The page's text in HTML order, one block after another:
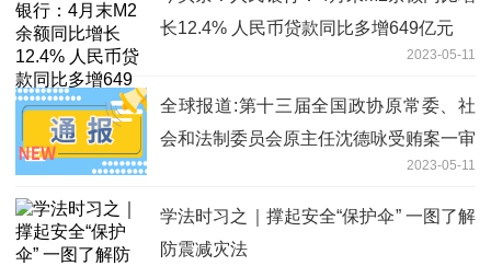
长12.4% 人民币贷款同比多增649亿元
2023-05-11
全球报道:第十三届全国政协原常委、社
会和法制委员会原主任沈德咏受贿案一审
2023-05-11
学法时习之｜撑起安全“保护伞” 一图了解
防震减灾法